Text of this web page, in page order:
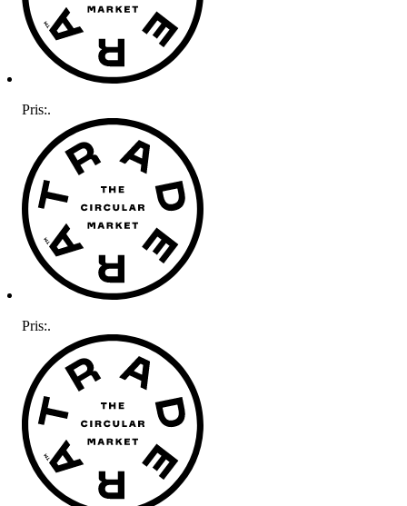
Pris:.
Pris:.